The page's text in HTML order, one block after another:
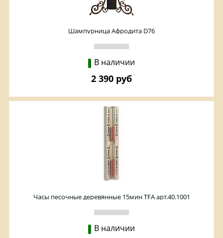
Шампурница Афродита D76
В наличии
2 390 руб
Часы песочные деревянные 15мин TFA арт.40.1001
В наличии